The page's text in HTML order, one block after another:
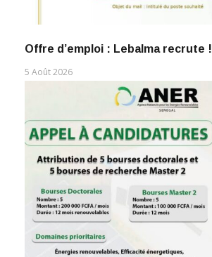
Offre d’emploi : Lebalma recrute !
5 Août 2026